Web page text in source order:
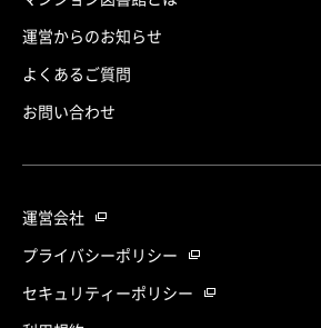
運営からのお知らせ
よくあるご質問
お問い合わせ
運営会社
プライバシーポリシー
セキュリティーポリシー